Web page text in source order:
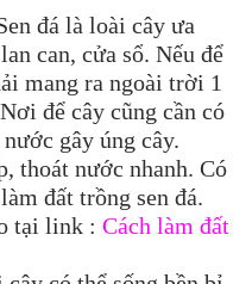
đá là loài cây ưa
can, cửa sổ. Nếu để
mang ra ngoài trời 1
để cây cũng cần có
gây úng cây.
thoát nước nhanh. Có
đất trồng sen đá.
tại link : Cách làm đất